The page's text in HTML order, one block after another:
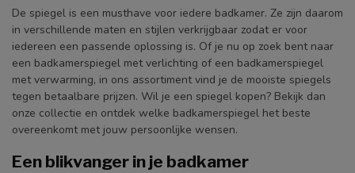
De spiegel is een musthave voor iedere badkamer. Ze zijn daarom
in verschillende maten en stijlen verkrijgbaar zodat er voor
iedereen een passende oplossing is. Of je nu op zoek bent naar
een badkamerspiegel met verlichting of een badkamerspiegel
met verwarming, in ons assortiment vind je de mooiste spiegels
tegen betaalbare prijzen. Wil je een spiegel kopen? Bekijk dan
onze collectie en ontdek welke badkamerspiegel het beste
overeenkomt met jouw persoonlijke wensen.
Een blikvanger in je badkamer